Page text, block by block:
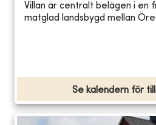
Villan är centralt belägen i en
matglad landsbygd mellan
Se kalendern för